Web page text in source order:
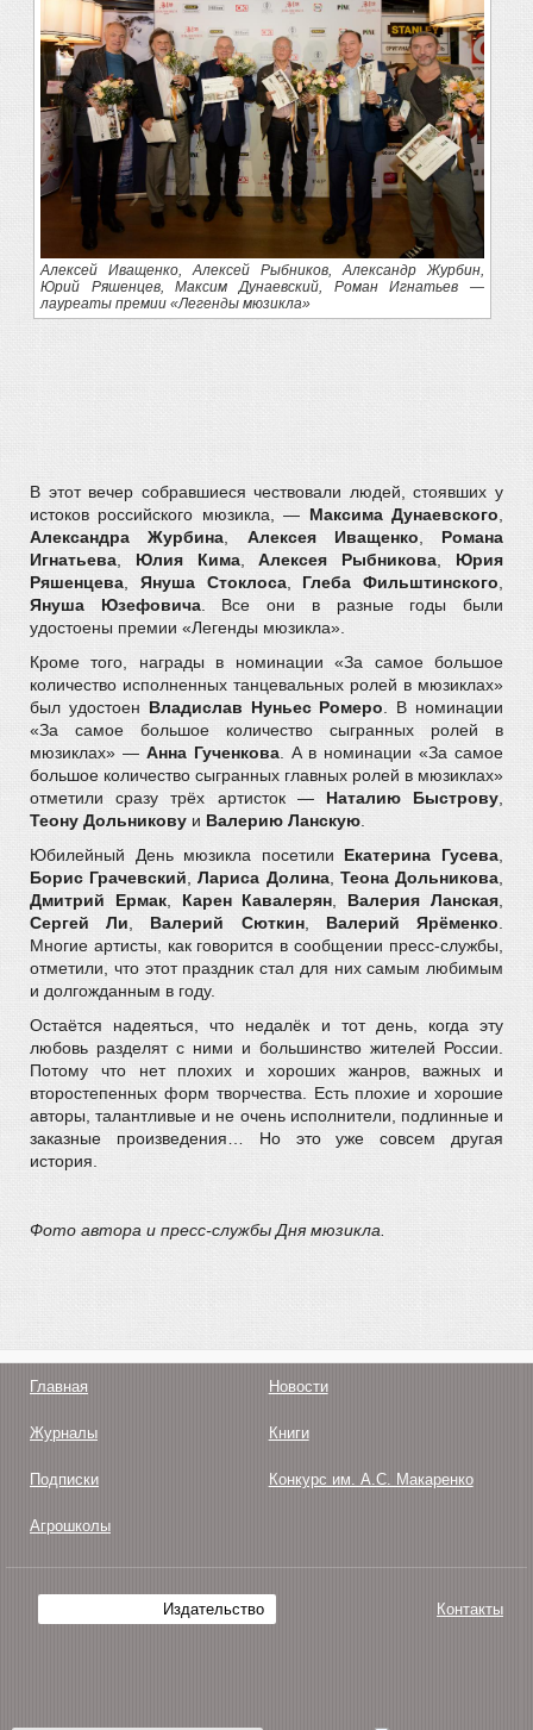
Алексей Иващенко, Алексей Рыбников, Александр Журбин,
Юрий Ряшенцев, Максим Дунаевский, Роман Игнатьев —
лауреаты премии «Легенды мюзикла»
В этот вечер собравшиеся чествовали людей, стоявших у
истоков российского мюзикла, — Максима Дунаевского
Александра Журбина
Алексея Иващенко
Романа
Игнатьева
Юлия Кима,Алексея Рыбникова
Юрия
Ряшенцева
Януша Стоклоса, Глеба Фильштинского
Януша Юзефовича. Все они в разные годы были
удостоены премии «Легенды мюзикла».
Кроме того, награды в номинации «За самое большое
количество исполненных танцевальных ролей в мюзиклах»
был удостоен Владислав Нуньес Ромеро . В номинации
«За самое большое количество сыгранных ролей в
мюзиклах» — Анна Гученкова. А в номинации «За самое
большое количество сыгранных главных ролей в мюзиклах»
отметили сразу трёх артисток — Наталию Быстрову
Теону Дольникову и Валерию Ланскую
Юбилейный День мюзикла посетили Екатерина Гусева
Борис Грачевский ,Лариса Долина, Теона Дольникова
Дмитрий Ермак, Карен Кавалерян Валерия Ланская
Сергей Ли
Валерий Сюткин, Валерий Ярёменко
Многие артисты, как говорится в сообщении пресс-службы,
отметили, что этот праздник стал для них самым любимым
и долгожданным в году.
Остаётся надеяться, что недалёк и тот день, когда эту
любовь разделят с ними и большинство жителей России.
Потому что нет плохих и хороших жанров, важных и
второстепенных форм творчества. Есть плохие и хорошие
авторы, талантливые и не очень исполнители, подлинные и
заказные произведения… Но это уже совсем другая
история.
Фото автора и пресс-службы Дня мюзикла.
Главная Новости
Журналы Книги
Подписки Конкурс им. А.С. Макаренко
Агрошколы
Издательство Контакты